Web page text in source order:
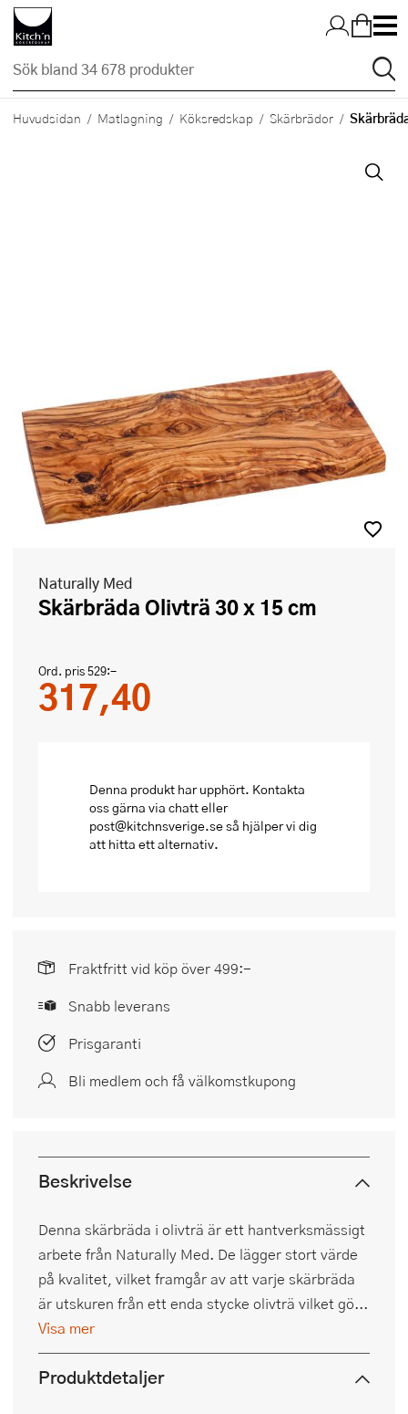
Hopp till huvudinnehållet
Huvudsidan Matlagning Köksredskap Skärbrädor
Naturally Med
Skärbräda Olivträ 30 x 15 cm
Ord. pris529:-
317,40
Denna produkt har upphört. Kontakta
oss gärna via chatt eller
post@kitchnsverige.se så hjälper vi dig
att hitta ett alternativ.
Fraktfritt vid köp över 499:-
Snabb leverans
Prisgaranti
Bli medlem och få välkomstkupong
Beskrivelse
Denna skärbräda i olivträ är ett hantverksmässigt
arbete från Naturally Med. De lägger stort värde
på kvalitet, vilket framgår av att varje skärbräda
är utskuren från ett enda stycke olivträ vilket gö...
Visa mer
Produktdetaljer